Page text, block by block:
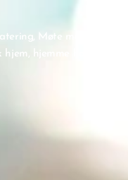
Møte mat. Sjå
hjemme hos etc.